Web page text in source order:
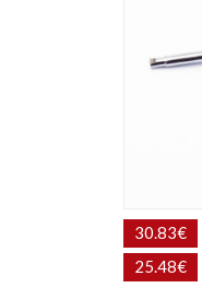
30.83€
25.48€